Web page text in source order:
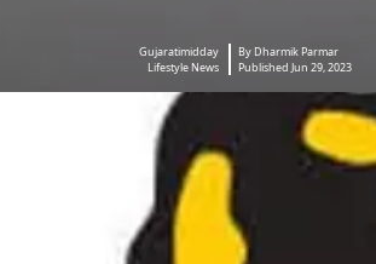
Gujaratimidday
Lifestyle News
By Dharmik Parmar
Published Jun 29, 2023